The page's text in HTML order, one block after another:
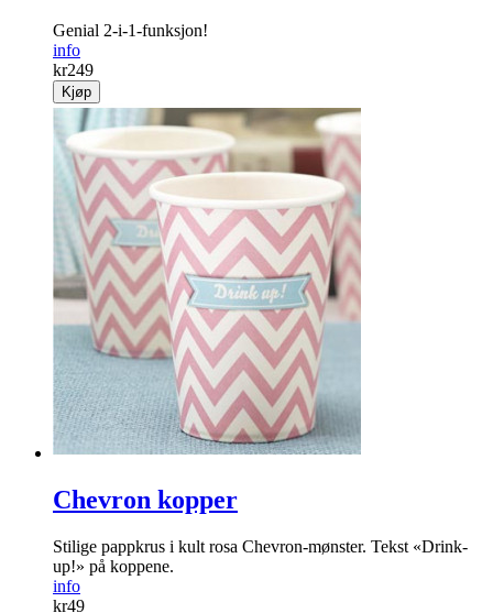
Genial 2-i-1-funksjon!
info
kr249
Kjøp
Chevron kopper
Stilige pappkrus i kult rosa Chevron-mønster. Tekst «Drink-
up!» på koppene.
info
kr49